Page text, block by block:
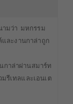
ามว่า มหกรรม
และงานกาล่าถูก
าล่าผ่านสมาร์ท
รีเทลและเอนเต